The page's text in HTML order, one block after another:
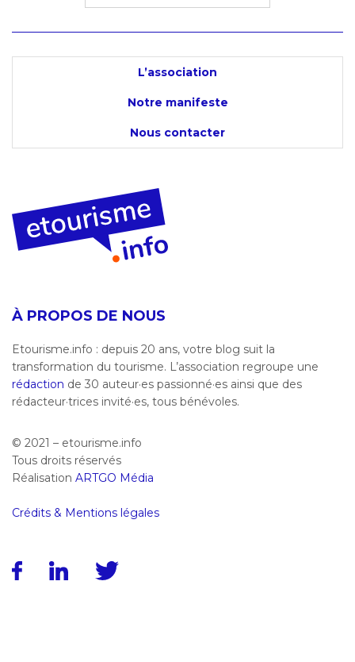
L’association
Notre manifeste
Nous contacter
À PROPOS DE NOUS
Etourisme.info : depuis 20 ans, votre blog suit la
transformation du tourisme. L’association regroupe une
rédaction de 30 auteur·es passionné·es ainsi que des
rédacteur·trices invité·es, tous bénévoles.
© 2021 – etourisme.info
Tous droits réservés
Réalisation ARTGO Média
Crédits & Mentions légales